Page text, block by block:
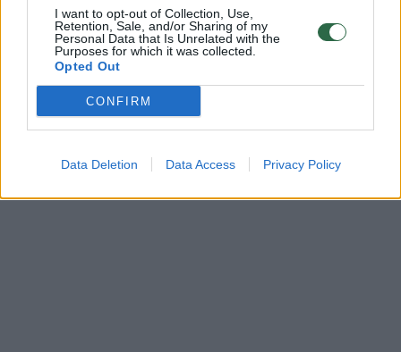
I want to opt-out of Collection, Use,
Retention, Sale, and/or Sharing of my
Personal Data that Is Unrelated with the
Purposes for which it was collected.
Opted Out
CONFIRM
Data Deletion Data Access Privacy Policy